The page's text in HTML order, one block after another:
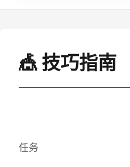
🎪 技巧指南
任务